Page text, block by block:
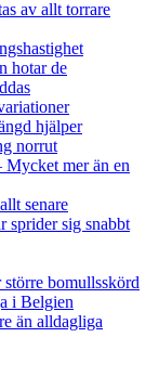
av allt torrare
hotar de
hjälper
norrut
Mycket mer än en
senare
sprider sig snabbt
bomullsskörd
i Belgien
än alldagliga